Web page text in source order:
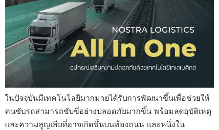
ในปัจจุบันมีเทคโนโลยีมากมายได้รับการพัฒนาขึ้นเพื่อช่วยให้
คนขับรถสามารถขับขี่อย่างปลอดภัยมากขึ้น พร้อมลดอุบัติเหตุ
และความสูญเสียที่อาจเกิดขึ้นบนท้องถนน และหนึ่งใน